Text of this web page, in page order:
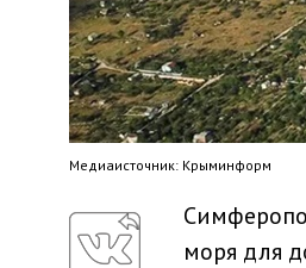
Медиaисточник: Крыминформ
моря для